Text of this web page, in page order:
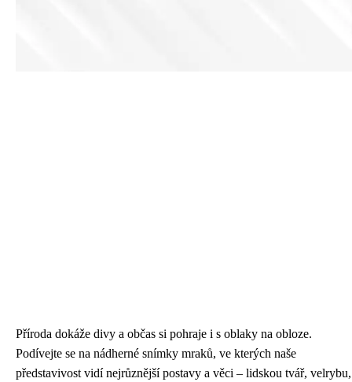
Příroda dokáže divy a občas si pohraje i s oblaky na obloze.
Podívejte se na nádherné snímky mraků, ve kterých naše
představivost vidí nejrůznější postavy a věci – lidskou tvář, velrybu,